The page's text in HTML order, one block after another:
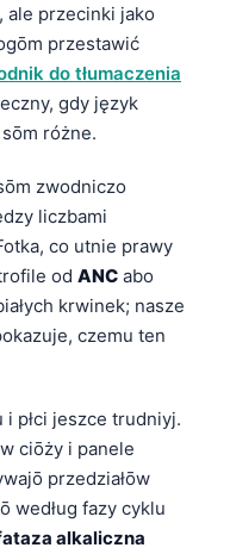
ale przecinki jako
przestawić
do tłumaczenia
gdy język
różne.
zwodniczo
liczbami
co utnie prawy
od ANC abo
krwinek; nasze
czemu ten
płci jeszce trudniyj.
ciōży i panele
przedziałōw
według fazy cyklu
alkaliczna